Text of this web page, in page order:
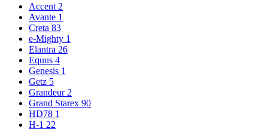
Accent 2
Avante 1
Creta 83
e-Mighty 1
Elantra 26
Equus 4
Genesis 1
Getz 5
Grandeur 2
Grand Starex 90
HD78 1
H-1 22